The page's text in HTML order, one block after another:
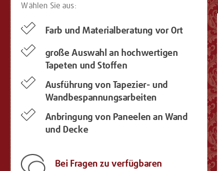
Wählen Sie aus:
Farb und Materialberatung vor Ort
große Auswahl an hochwertigen
Tapeten und Stoffen
Ausführung von Tapezier- und
Wandbespannungsarbeiten
Anbringung von Paneelen an Wand
und Decke
Bei Fragen zu verfügbaren